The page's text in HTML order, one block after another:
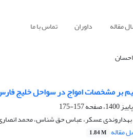
مقاله داوران تماس با ما
بر مشخصات امواج در سواحل خلیج
157-175
عسکر، عباس حق شناس، محمد انصاری
مقاله 1.84 M